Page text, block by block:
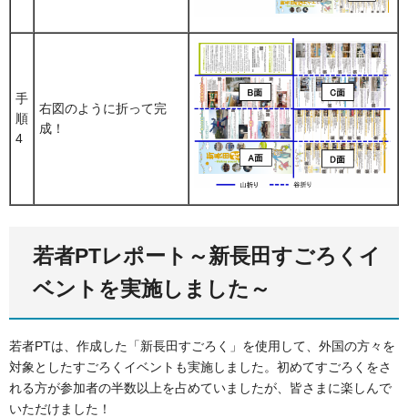
手
順
4
右図のように折って完
成！
若者PTレポート～新長田すごろくイ
ベントを実施しました～
若者PTは、作成した「新長田すごろく」を使用して、外国の方々を
対象としたすごろくイベントも実施しました。初めてすごろくをさ
れる方が参加者の半数以上を占めていましたが、皆さまに楽しんで
いただけました！